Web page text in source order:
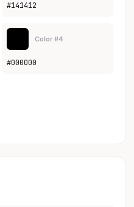
#141412
Color #4
#000000